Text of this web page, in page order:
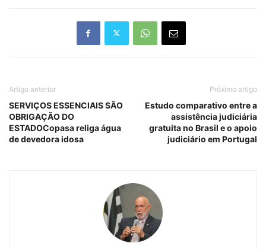
Artigo anterior
SERVIÇOS ESSENCIAIS SÃO
OBRIGAÇÃO DO
ESTADOCopasa religa água
de devedora idosa
Próximo artigo
Estudo comparativo entre a
assistência judiciária
gratuita no Brasil e o apoio
judiciário em Portugal